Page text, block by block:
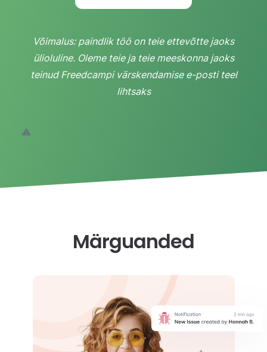
Võimalus: paindlik töö on teie ettevõtte jaoks
ülioluline. Oleme teie ja teie meeskonna jaoks
teinud Freedcampi värskendamise e-posti teel
lihtsaks
Märguanded